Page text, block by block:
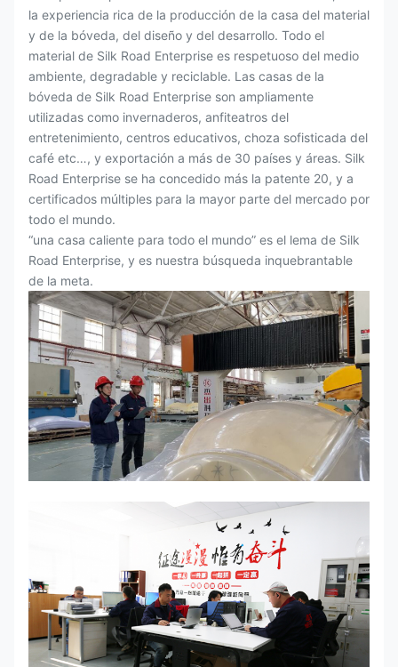
conexión
tornillo-conservado
Límite máximo
del viento
bajo vendaval 12
la experiencia rica de la producción de la casa del material
y de la bóveda, del diseño y del desarrollo. Todo el
material de Silk Road Enterprise es respetuoso del medio
ambiente, degradable y reciclable. Las casas de la
bóveda de Silk Road Enterprise son ampliamente
utilizadas como invernaderos, anfiteatros del
entretenimiento, centros educativos, choza sofisticada del
café etc…, y exportación a más de 30 países y áreas. Silk
Road Enterprise se ha concedido más la patente 20, y a
certificados múltiples para la mayor parte del mercado por
todo el mundo.
“una casa caliente para todo el mundo” es el lema de Silk
Road Enterprise, y es nuestra búsqueda inquebrantable
de la meta.